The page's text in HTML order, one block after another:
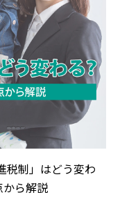
税制」はどう変わ
から解説